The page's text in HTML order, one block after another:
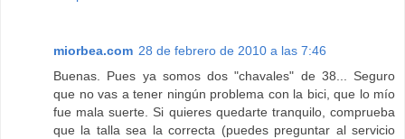
miorbea.com 28 de febrero de 2010 a las 7:46
Buenas. Pues ya somos dos "chavales" de 38... Seguro
que no vas a tener ningún problema con la bici, que lo mío
fue mala suerte. Si quieres quedarte tranquilo, comprueba
que la talla sea la correcta (puedes preguntar al servicio